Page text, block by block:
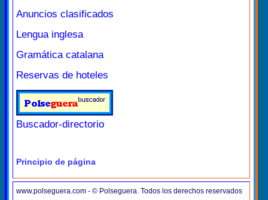
Anuncios clasificados
Lengua inglesa
Gramática catalana
Reservas de hoteles
Buscador-directorio
Principio de página
www.polseguera.com - © Polseguera. Todos los derechos reservados